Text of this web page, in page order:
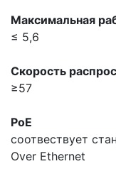
Максимальная
≤ 5,6
Скорость
≥57
PoE
соотвествует
Over Ethernet